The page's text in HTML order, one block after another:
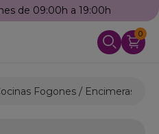
de 09:00h a 19:00h
0
Fogones Encimeras a